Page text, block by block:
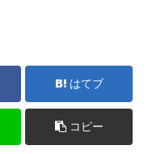
はてブ
コピー